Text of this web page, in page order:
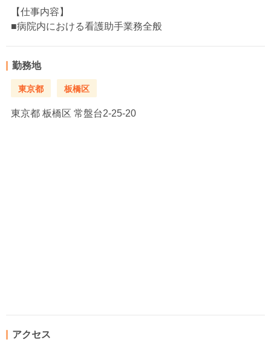
【仕事内容】
■病院内における看護助手業務全般
勤務地
東京都 板橋区
東京都 板橋区 常盤台2-25-20
アクセス